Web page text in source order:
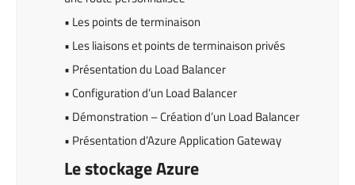
• Les points de terminaison
• Les liaisons et points de terminaison privés
• Présentation du Load Balancer
• Configuration d’un Load Balancer
• Démonstration – Création d’un Load Balancer
• Présentation d’Azure Application Gateway
Le stockage Azure